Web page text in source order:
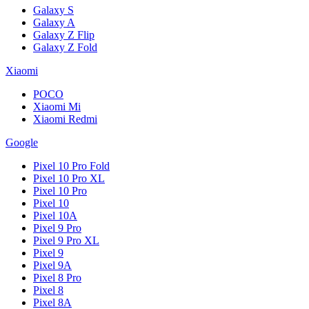
Galaxy S
Galaxy A
Galaxy Z Flip
Galaxy Z Fold
Xiaomi
POCO
Xiaomi Mi
Xiaomi Redmi
Google
Pixel 10 Pro Fold
Pixel 10 Pro XL
Pixel 10 Pro
Pixel 10
Pixel 10A
Pixel 9 Pro
Pixel 9 Pro XL
Pixel 9
Pixel 9A
Pixel 8 Pro
Pixel 8
Pixel 8A